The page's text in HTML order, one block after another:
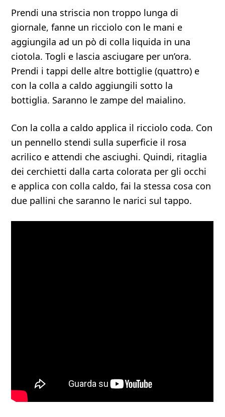
Prendi una striscia non troppo lunga di
giornale, fanne un ricciolo con le mani e
aggiungila ad un pò di colla liquida in una
ciotola. Togli e lascia asciugare per un’ora.
Prendi i tappi delle altre bottiglie (quattro) e
con la colla a caldo aggiungili sotto la
bottiglia. Saranno le zampe del maialino.
Con la colla a caldo applica il ricciolo coda. Con
un pennello stendi sulla superficie il rosa
acrilico e attendi che asciughi. Quindi, ritaglia
dei cerchietti dalla carta colorata per gli occhi
e applica con colla caldo, fai la stessa cosa con
due pallini che saranno le narici sul tappo.